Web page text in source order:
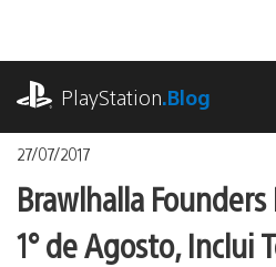
o
conteúdoPlayStation.Blog
27/07/2017
Brawlhalla
1° de Agosto, Inclui